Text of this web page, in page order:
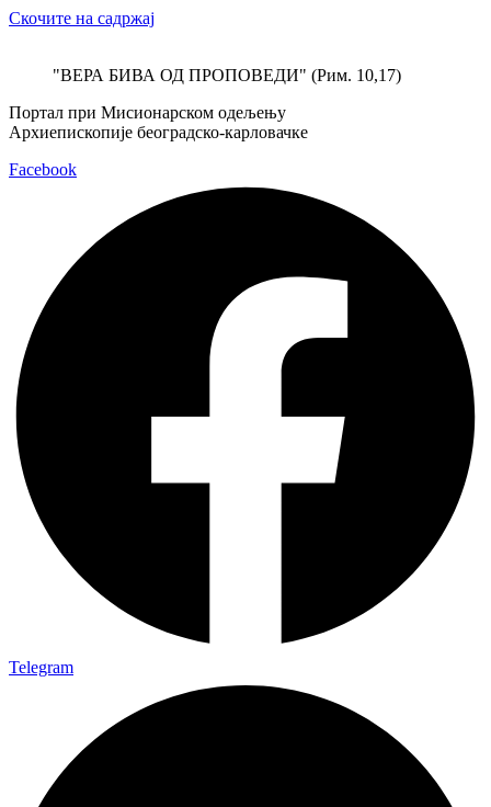
Скочите на садржај
"ВЕРА БИВА ОД ПРОПОВЕДИ" (Рим. 10,17)
Портал при Мисионарском одељењу
Архиепископије београдско-карловачке
Facebook
Telegram